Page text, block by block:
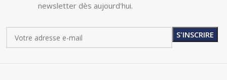
newsletter dès aujourd'hui.